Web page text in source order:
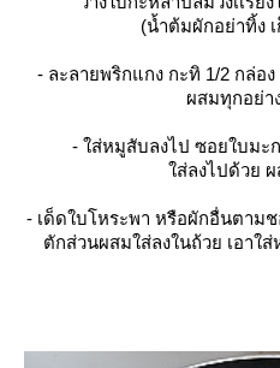
(น้ำต้มผักอย่าทิ้ง
- ละลายพริกแกง กะทิ 1/2 กล่อ
ผสมทุกอย่า
- ใส่หมูสับลงไป ซอยใบมะ
ส่ลงไปด้วย ผ
- เด็ดใบโหระพา หรือผักอื่นตาม
ตักส่วนผสมใส่ลงในถ้วย เอาใ